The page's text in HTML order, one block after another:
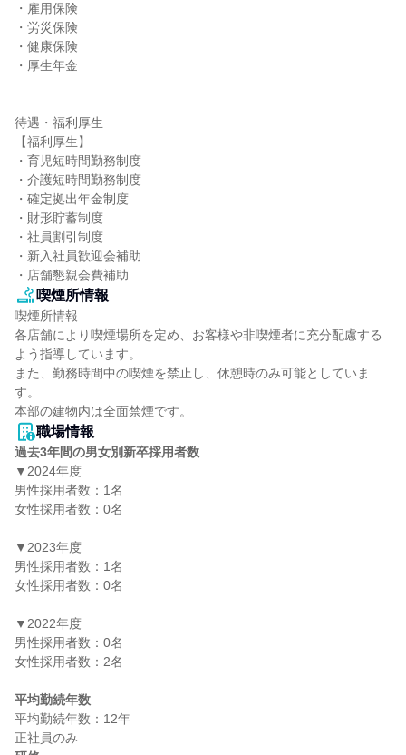
・雇用保険
・労災保険
・健康保険
・厚生年金
待遇・福利厚生
【福利厚生】
・育児短時間勤務制度
・介護短時間勤務制度
・確定拠出年金制度
・財形貯蓄制度
・社員割引制度
・新入社員歓迎会補助
・店舗懇親会費補助
喫煙所情報
喫煙所情報
各店舗により喫煙場所を定め、お客様や非喫煙者に充分配慮する
よう指導しています。
また、勤務時間中の喫煙を禁止し、休憩時のみ可能としていま
す。
本部の建物内は全面禁煙です。
職場情報
過去3年間の男女別新卒採用者数
▼2024年度
男性採用者数：1名
女性採用者数：0名
▼2023年度
男性採用者数：1名
女性採用者数：0名
▼2022年度
男性採用者数：0名
女性採用者数：2名
平均勤続年数
平均勤続年数：12年